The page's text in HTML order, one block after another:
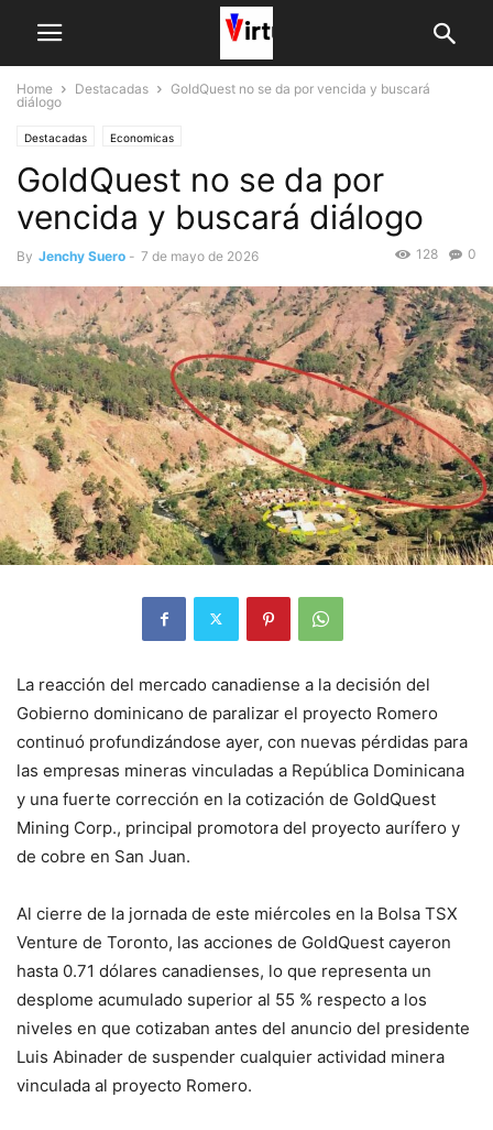
Home Destacadas
GoldQuest no se da por vencida y buscará
diálogo
Destacadas Economicas
GoldQuest no se da por
vencida y buscará diálogo
By Jenchy Suero - 7 de mayo de 2026 0
128
La reacción del mercado canadiense a la decisión del
Gobierno dominicano de paralizar el proyecto Romero
continuó profundizándose ayer, con nuevas pérdidas para
las empresas mineras vinculadas a República Dominicana
y una fuerte corrección en la cotización de GoldQuest
Mining Corp., principal promotora del proyecto aurífero y
de cobre en San Juan.
Al cierre de la jornada de este miércoles en la Bolsa TSX
Venture de Toronto, las acciones de GoldQuest cayeron
hasta 0.71 dólares canadienses, lo que representa un
desplome acumulado superior al 55 % respecto a los
niveles en que cotizaban antes del anuncio del presidente
Luis Abinader de suspender cualquier actividad minera
vinculada al proyecto Romero.